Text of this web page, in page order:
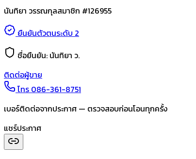
นันทิยา วรรณกุลสมาชิก #126955
ยืนยันตัวตนระดับ 2
ชื่อยืนยัน: นันทิยา ว.
ติดต่อผู้ขาย
โทร 086-361-8751
เบอร์ติดต่อจากประกาศ — ตรวจสอบก่อนโอนทุกครั้ง
แชร์ประกาศ